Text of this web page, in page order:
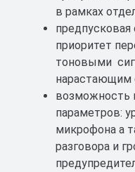
в рамках
приоритет
тоновыми
нарастающим
возможность
параметров:
микрофона а
разговора и